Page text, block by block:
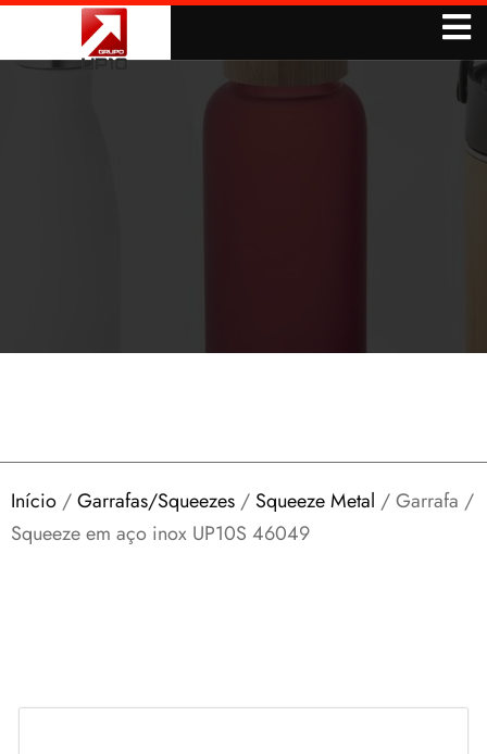
Início /Garrafas/Squeezes / Squeeze Metal / Garrafa /
Squeeze em aço inox UP10S 46049